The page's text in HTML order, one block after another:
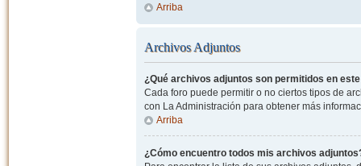
Arriba
Archivos Adjuntos
¿Qué archivos adjuntos son permitidos en
Cada foro puede permitir o no ciertos tipos de
con La Administración para obtener más
Arriba
¿Cómo encuentro todos mis archivos